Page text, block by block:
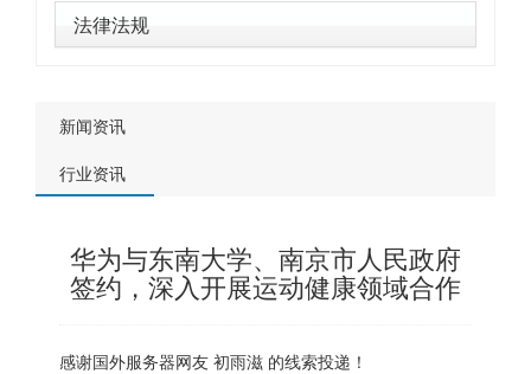
法律法规
新闻资讯
行业资讯
华为与东南大学、南京市人民政府
签约，深入开展运动健康领域合作
感谢国外服务器网友 初雨滋 的线索投递！